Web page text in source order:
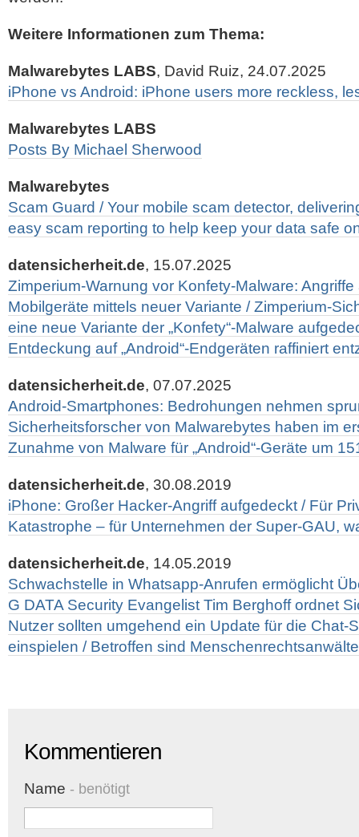
Weitere Informationen zum Thema:
Malwarebytes LABS, David Ruiz, 24.07.2025
iPhone vs Android: iPhone users more reckless,
Malwarebytes LABS
Posts By Michael Sherwood
Malwarebytes
Scam Guard / Your mobile scam detector,
easy scam reporting to help keep your data safe
datensicherheit.de, 15.07.2025
Zimperium-Warnung vor Konfety-Malware: Angriffe
Mobilgeräte mittels neuer Variante / Zimperium-
eine neue Variante der „Konfety“-Malware
Entdeckung auf „Android“-Endgeräten raffiniert
datensicherheit.de, 07.07.2025
Android-Smartphones: Bedrohungen nehmen
Sicherheitsforscher von Malwarebytes haben im
Zunahme von Malware für „Android“-Geräte um
datensicherheit.de, 30.08.2019
iPhone: Großer Hacker-Angriff aufgedeckt / Für
Katastrophe – für Unternehmen der Super-GAU,
datensicherheit.de, 14.05.2019
Schwachstelle in Whatsapp-Anrufen ermöglicht
G DATA Security Evangelist Tim Berghoff ordnet
Nutzer sollten umgehend ein Update für die Chat-
einspielen / Betroffen sind
Kommentieren
Name - benötigt